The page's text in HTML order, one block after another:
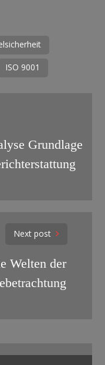
ISO 9001
Grundlage
Next post
Welten der